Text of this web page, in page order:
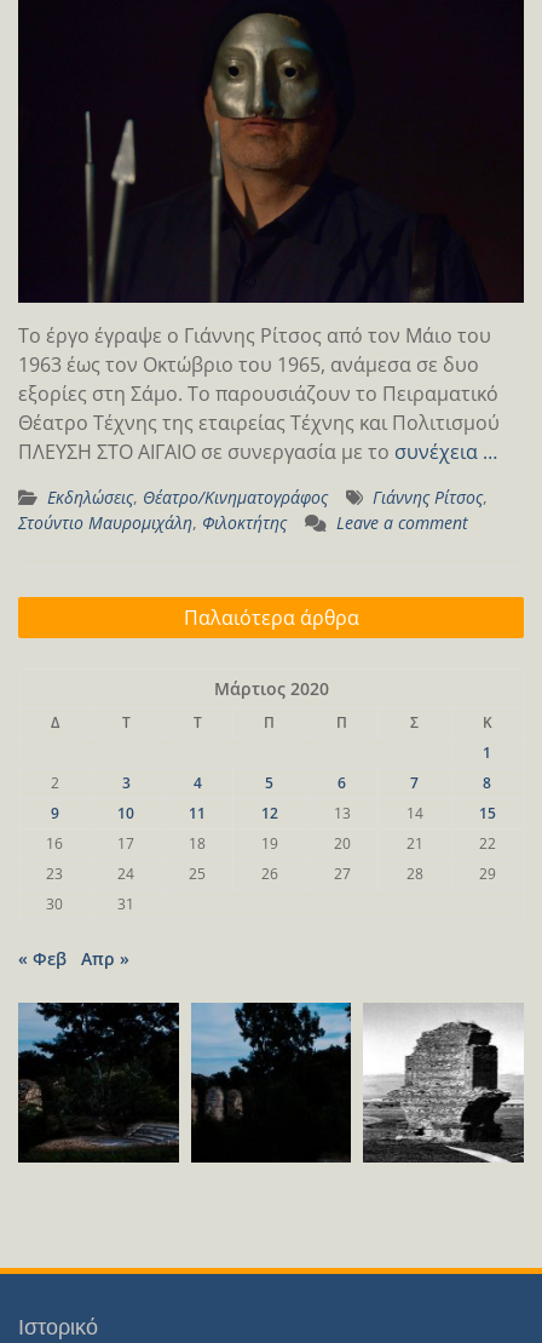
Το έργο έγραψε ο Γιάννης Ρίτσος από τον Μάιο του
1963 έως τον Οκτώβριο του 1965, ανάμεσα σε δυο
εξορίες στη Σάμο. Το παρουσιάζουν το Πειραματικό
Θέατρο Τέχνης της εταιρείας Τέχνης και Πολιτισμού
ΠΛΕΥΣΗ ΣΤΟ ΑΙΓΑΙΟ σε συνεργασία με το συνέχεια …
Εκδηλώσεις, Θέατρο/Κινηματογράφος Γιάννης Ρίτσος,
Στούντιο Μαυρομιχάλη, Φιλοκτήτης Leave a comment
Πλοήγηση
άρθρων
Παλαιότερα άρθρα
Μάρτιος 2020
Δ Τ Τ Π Π Σ
Κ
1
2
3 4 5 6 7
8
9
10 11 12 13 14
15
16
17 18 19 20 21
22
23
24 25 26 27 28
29
30
31
« Φεβ Απρ »
Ιστορικό